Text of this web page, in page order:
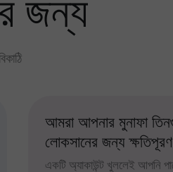
জন্য
আমরা আপনার মুনাফা
লোকসানের জন্য
একটি অ্যাকাউন্ট খুললেই আপনি